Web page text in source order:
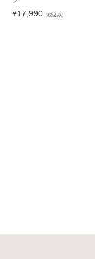
¥17,990（税込み）